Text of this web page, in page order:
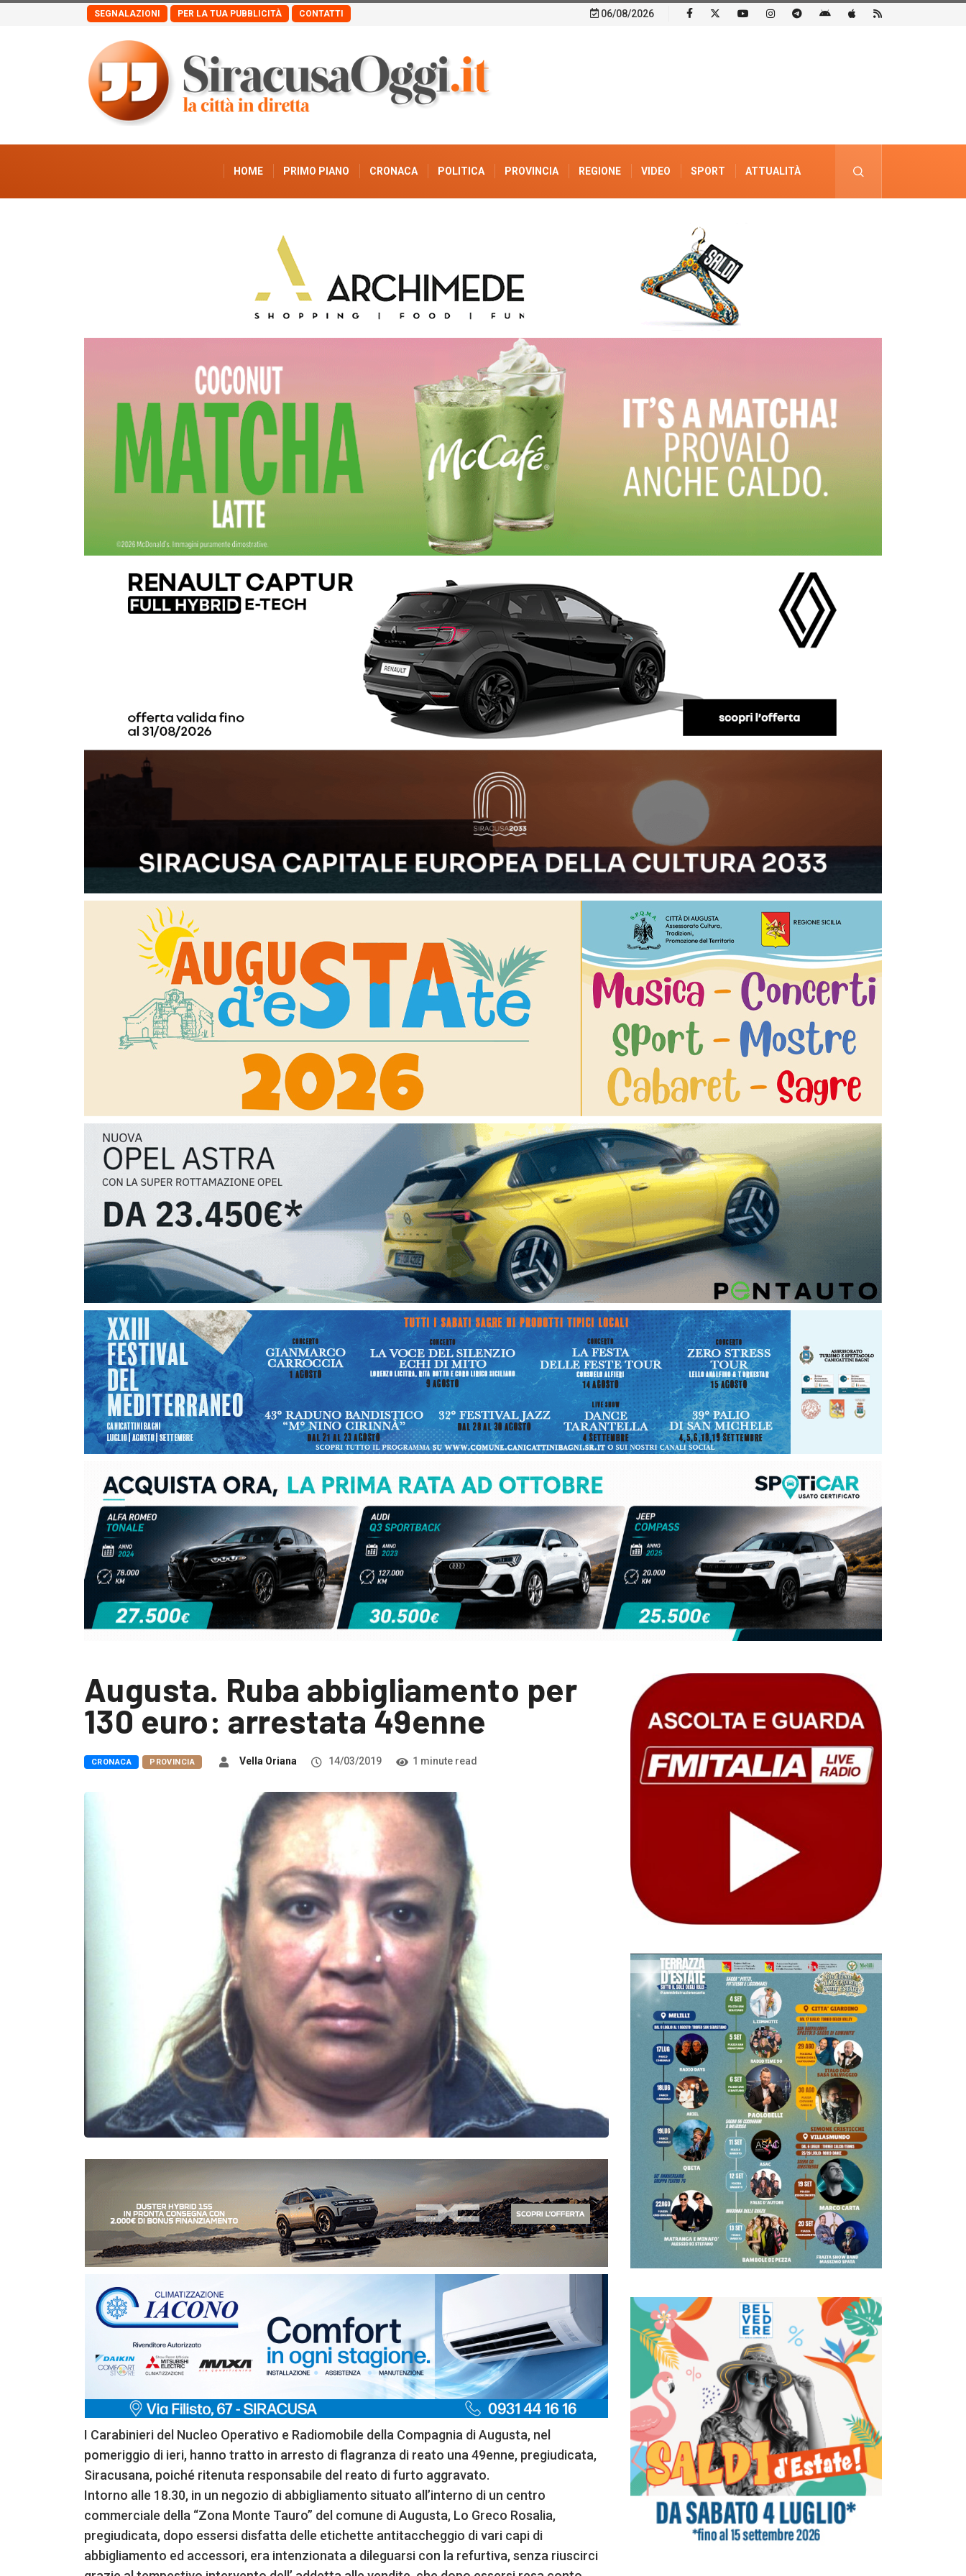
SEGNALAZIONI PER LA TUA PUBBLICITÀ CONTATTI 06/08/2026
HOME PRIMO PIANO CRONACA POLITICA PROVINCIA REGIONE VIDEO SPORT ATTUALITÀ
PUBBLICITÀ ELETTORALE
Augusta. Ruba abbigliamento per
130 euro: arrestata 49enne
CRONACA PROVINCIA Vella Oriana 14/03/2019 1 minute read
I Carabinieri del Nucleo Operativo e Radiomobile della Compagnia di Augusta, nel
pomeriggio di ieri, hanno tratto in arresto di flagranza di reato una 49enne, pregiudicata,
Siracusana, poiché ritenuta responsabile del reato di furto aggravato.
Intorno alle 18.30, in un negozio di abbigliamento situato all’interno di un centro
commerciale della “Zona Monte Tauro” del comune di Augusta, Lo Greco Rosalia,
pregiudicata, dopo essersi disfatta delle etichette antitaccheggio di vari capi di
abbigliamento ed accessori, era intenzionata a dileguarsi con la refurtiva, senza riuscirci